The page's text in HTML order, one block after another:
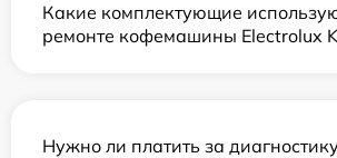
Какие комплектующие
ремонте кофемашины Electrolux
Нужно ли платить за